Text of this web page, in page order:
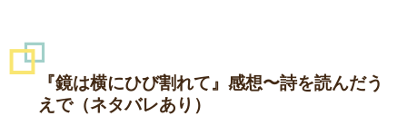
『鏡は横にひび割れて』感想〜詩を読んだう
えで（ネタバレあり）